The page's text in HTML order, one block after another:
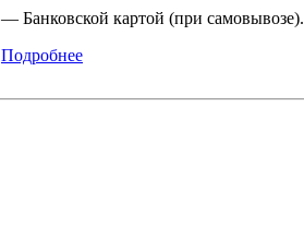
— Банковской картой (при самовывозе).
Подробнее